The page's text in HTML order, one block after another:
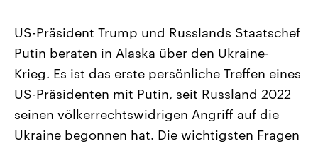
Landtagswahl Sachsen-Anhalt
2026
Alle Informationen
Sachsen-Anhalt wählt am 6.
September 2026 einen neuen
Bundesland von einer Koalition aus
USA
Aktuelle Beiträge,
Hintergründe
Wirtschaftlich und
gehören die Vereinigten
den mächtigsten Ländern
mit großem Einfluss auf
US-Präsident Trump und Russlands Staatschef
Putin beraten in Alaska über den Ukraine-
Krieg. Es ist das erste persönliche Treffen eines
US-Präsidenten mit Putin, seit Russland 2022
seinen völkerrechtswidrigen Angriff auf die
Ukraine begonnen hat. Die wichtigsten Fragen